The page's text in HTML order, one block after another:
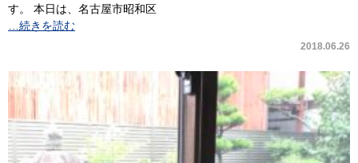
す。 本日は、名古屋市昭和区
…続きを読む
2018.06.26